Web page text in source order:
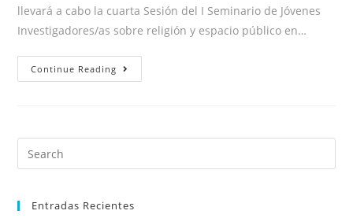
llevará a cabo la cuarta Sesión del I Seminario de Jóvenes
Investigadores/as sobre religión y espacio público en…
Continue Reading
Entradas Recientes